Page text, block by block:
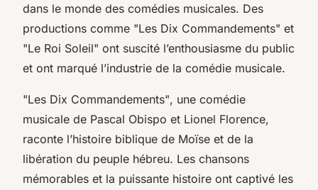
dans le monde des comédies musicales. Des
productions comme "Les Dix Commandements" et
"Le Roi Soleil" ont suscité l’enthousiasme du public
et ont marqué l’industrie de la comédie musicale.
"Les Dix Commandements", une comédie
musicale de Pascal Obispo et Lionel Florence,
raconte l’histoire biblique de Moïse et de la
libération du peuple hébreu. Les chansons
mémorables et la puissante histoire ont captivé les